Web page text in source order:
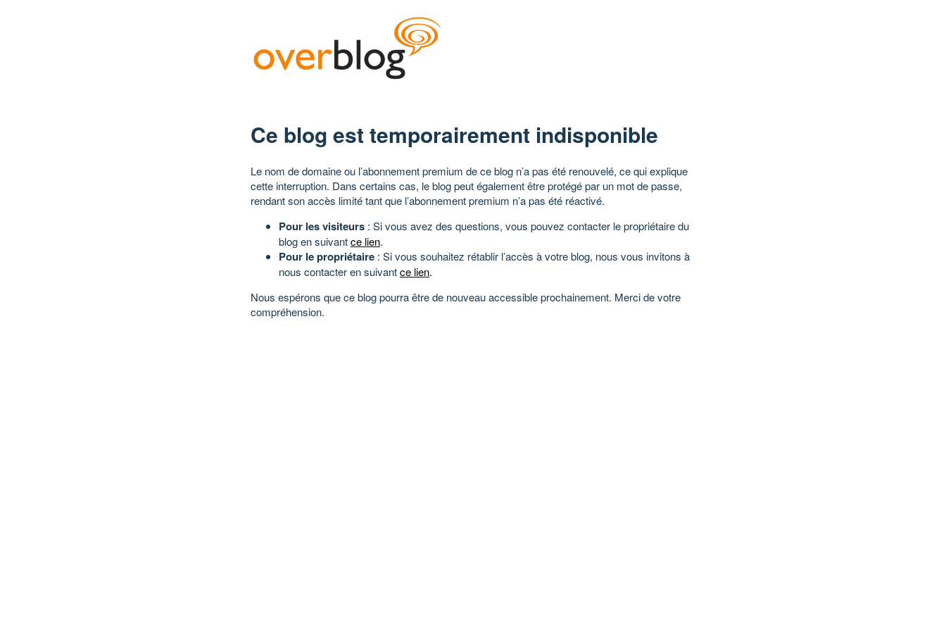
Ce blog est temporairement indisponible
Le nom de domaine ou l’abonnement premium de ce blog n’a pas été renouvelé, ce qui explique
cette interruption. Dans certains cas, le blog peut également être protégé par un mot de passe,
rendant son accès limité tant que l’abonnement premium n’a pas été réactivé.
Pour les visiteurs : Si vous avez des questions, vous pouvez contacter le propriétaire du
blog en suivantce lien.
Pour le propriétaire : Si vous souhaitez rétablir l’accès à votre blog, nous vous invitons à
nous contacter en suivantce lien.
Nous espérons que ce blog pourra être de nouveau accessible prochainement. Merci de votre
compréhension.